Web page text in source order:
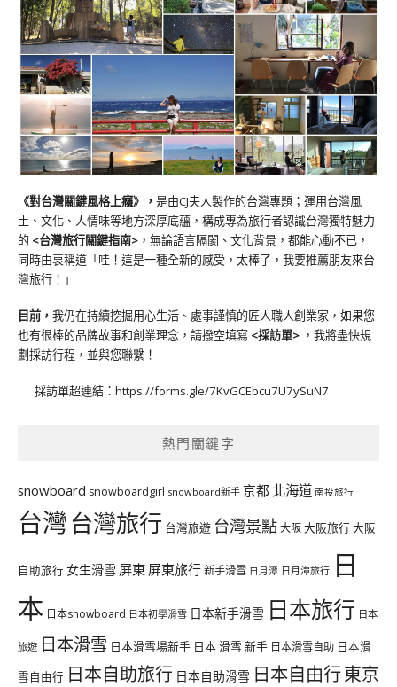
《對台灣關鍵風格上癮》 ， 是由CJ夫人製作的台灣專題；運用台灣風
土、文化、人情味等地方深厚底蘊，構成專為旅行者認識台灣獨特魅力
的 <台灣旅行關鍵指南> ，無論語言隔閡、文化背景，都能心動不已，
同時由衷稱道「哇！這是一種全新的感受，太棒了，我要推薦朋友來台
灣旅行！」
目前， 我仍在持續挖掘用心生活、處事謹慎的匠人職人創業家，如果您
也有很棒的品牌故事和創業理念，請撥空填寫 <採訪單> ，我將盡快規
劃採訪行程，並與您聯繫！
採訪單超連結： https://forms.gle/7KvGCEbcu7U7ySuN7
熱門關鍵字
snowboard snowboardgirl snowboard新手 京都 北海道 南投旅行
台灣台灣旅行 台灣旅遊 台灣景點大阪大阪旅行大阪
自助旅行 女生滑雪 屏東 屏東旅行新手滑雪 日月潭 日月潭旅行 日
本 日本snowboard 日本初學滑雪 日本新手滑雪 日本旅行 日本
旅遊 日本滑雪 日本滑雪場新手 日本 滑雪 新手 日本滑雪自助 日本滑
雪自由行 日本自助旅行 日本自助滑雪 日本自由行東京